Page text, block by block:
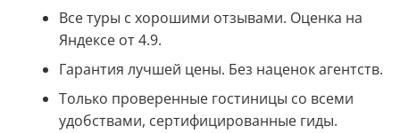
Все туры с хорошими отзывами. Оценка на
Яндексе от 4.9.
Гарантия лучшей цены. Без наценок агентств.
Только проверенные гостиницы со всеми
удобствами, сертифицированные гиды.